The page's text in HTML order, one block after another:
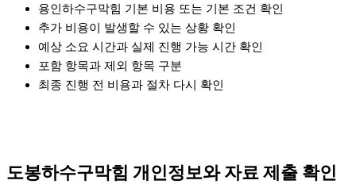
용인하수구막힘 기본 비용 또는 기본 조건 확인
추가 비용이 발생할 수 있는 상황 확인
예상 소요 시간과 실제 진행 가능 시간 확인
포함 항목과 제외 항목 구분
최종 진행 전 비용과 절차 다시 확인
도봉하수구막힘 개인정보와 자료 제출 확인